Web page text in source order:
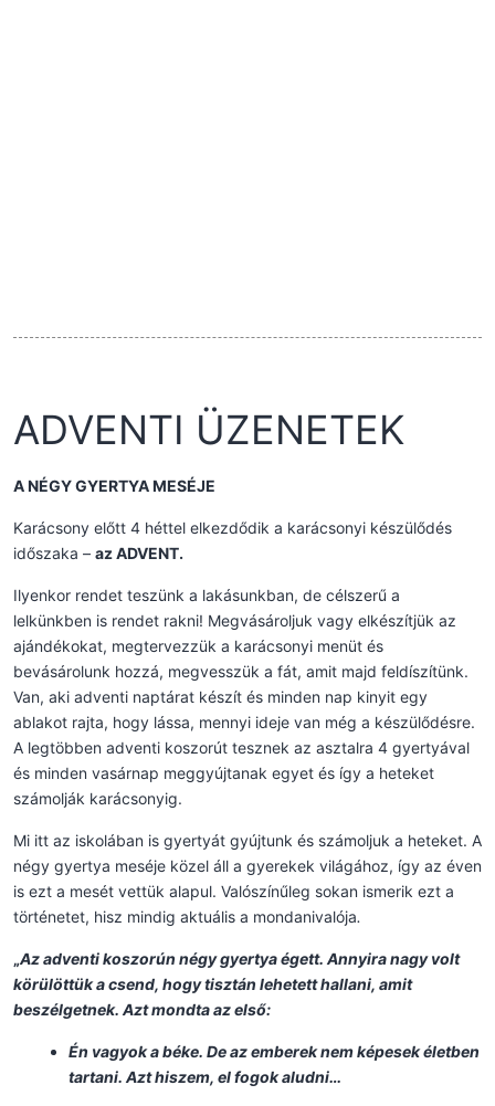
ADVENTI ÜZENETEK
A NÉGY GYERTYA MESÉJE
Karácsony előtt 4 héttel elkezdődik a karácsonyi készülődés
időszaka – az ADVENT.
Ilyenkor rendet teszünk a lakásunkban, de célszerű a
lelkünkben is rendet rakni! Megvásároljuk vagy elkészítjük az
ajándékokat, megtervezzük a karácsonyi menüt és
bevásárolunk hozzá, megvesszük a fát, amit majd feldíszítünk.
Van, aki adventi naptárat készít és minden nap kinyit egy
ablakot rajta, hogy lássa, mennyi ideje van még a készülődésre.
A legtöbben adventi koszorút tesznek az asztalra 4 gyertyával
és minden vasárnap meggyújtanak egyet és így a heteket
számolják karácsonyig.
Mi itt az iskolában is gyertyát gyújtunk és számoljuk a heteket. A
négy gyertya meséje közel áll a gyerekek világához, így az éven
is ezt a mesét vettük alapul. Valószínűleg sokan ismerik ezt a
történetet, hisz mindig aktuális a mondanivalója.
„Az adventi koszorún négy gyertya égett. Annyira nagy volt
körülöttük a csend, hogy tisztán lehetett hallani, amit
beszélgetnek. Azt mondta az első:
Én vagyok a béke. De az emberek nem képesek életben
tartani. Azt hiszem, el fogok aludni…